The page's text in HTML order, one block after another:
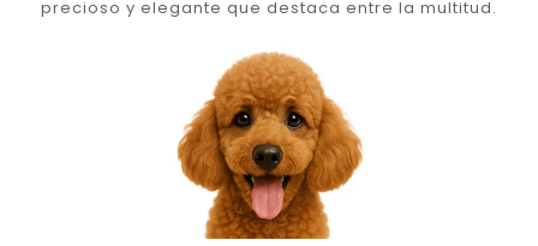
precioso y elegante que destaca entre la multitud.